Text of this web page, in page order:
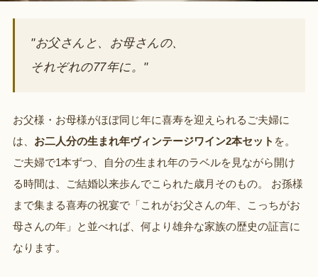
"お父さんと、お母さんの、
それぞれの77年に。"
お父様・お母様がほぼ同じ年に喜寿を迎えられるご夫婦に
は、 お二人分の生まれ年ヴィンテージワイン2本セット を。
ご夫婦で1本ずつ、自分の生まれ年のラベルを見ながら開け
る時間は、ご結婚以来歩んでこられた歳月そのもの。 お孫様
まで集まる喜寿の祝宴で「これがお父さんの年、こっちがお
母さんの年」と並べれば、何より雄弁な家族の歴史の証言に
なります。